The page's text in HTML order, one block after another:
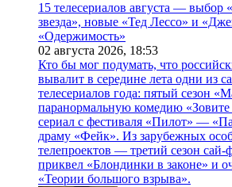
15 телесериалов августа —
звезда», новые «Тед Лессо» и
«Одержимость»
02 августа 2026, 18:53
Кто бы мог подумать, что
вывалит в середине лета одни из
телесериалов года: пятый сезон
паранормальную комедию
сериал с фестиваля «Пилот» —
драму «Фейк». Из зарубежных
телепроектов — третий сезон сай-
приквел «Блондинки в законе» и
«Теории большого взрыва».